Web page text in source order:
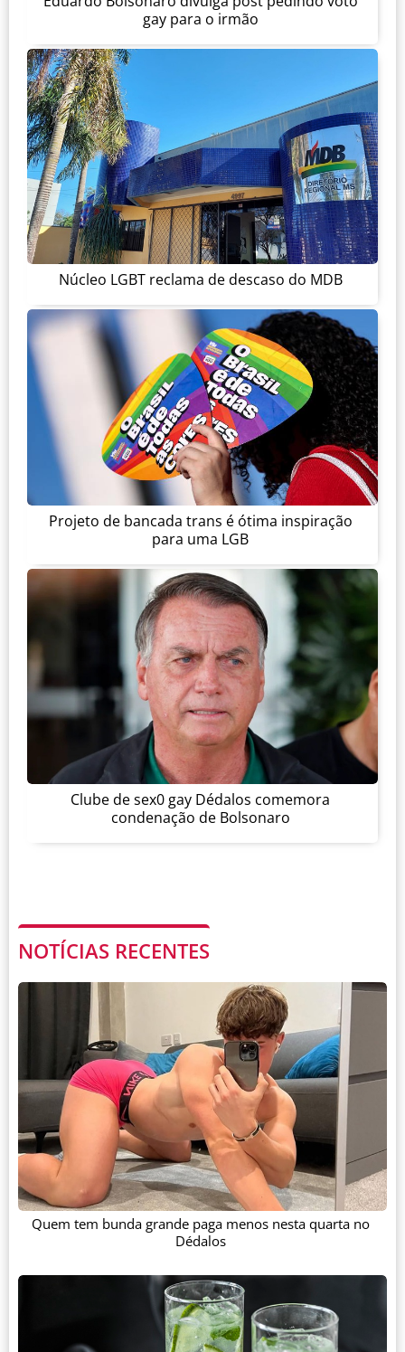
gay para o irmão
Núcleo LGBT reclama de descaso do MDB
Projeto de bancada trans é ótima inspiração
para uma LGB
Clube de sex0 gay Dédalos comemora
condenação de Bolsonaro
NOTÍCIAS RECENTES
Quem tem bunda grande paga menos nesta quarta no
Dédalos